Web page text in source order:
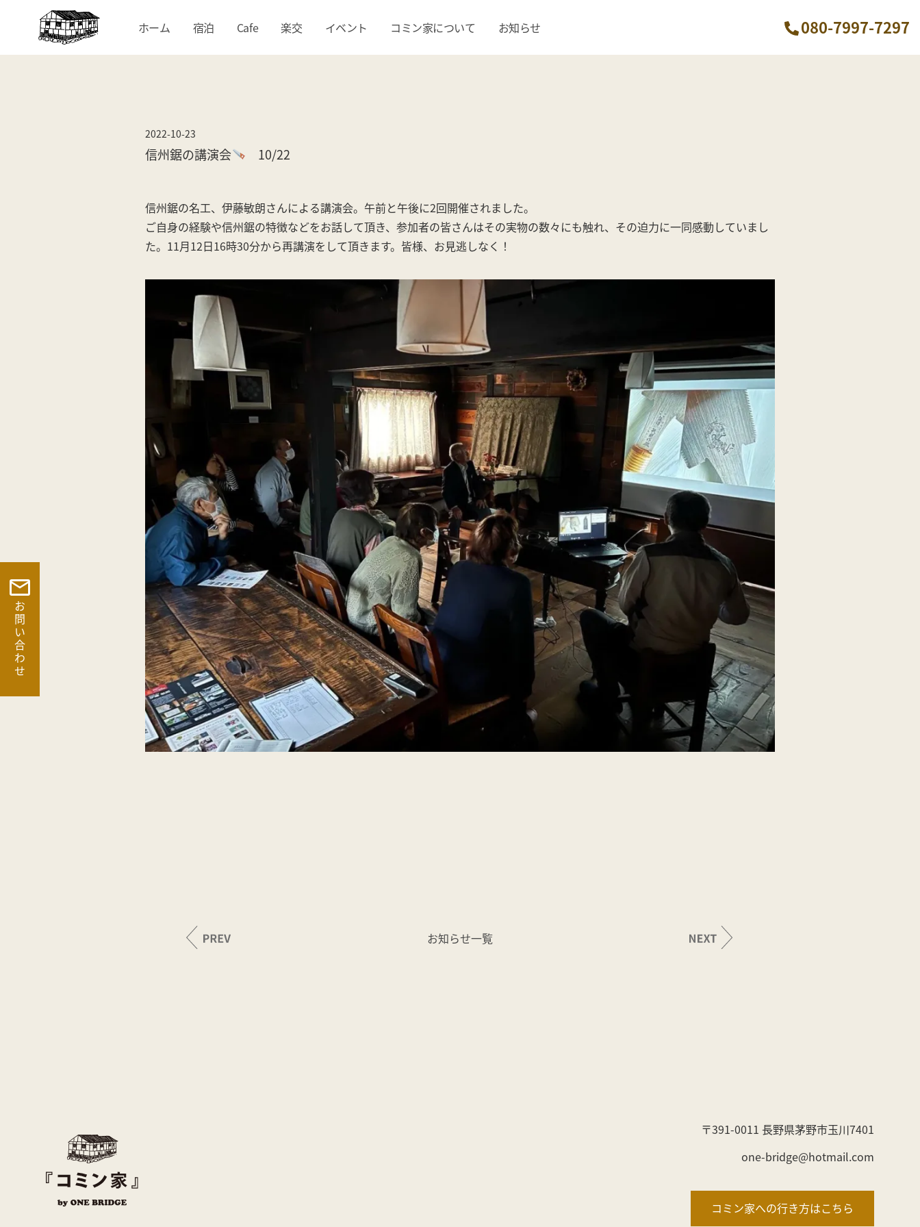
ホーム 宿泊 Cafe 楽交 イベント コミン家について お知らせ 080-7997-7297
お問い合わせ
2022-10-23
信州鋸の講演会 10/22
信州鋸の名工、伊藤敏朗さんによる講演会。午前と午後に2回開催されました。
ご自身の経験や信州鋸の特徴などをお話して頂き、参加者の皆さんはその実物の数々にも触れ、その迫力に一同感動していまし
た。11月12日16時30分から再講演をして頂きます。皆様、お見逃しなく！
お知らせ一覧
〒391-0011 長野県茅野市玉川7401
one-bridge@hotmail.com
コミン家への行き方はこちら